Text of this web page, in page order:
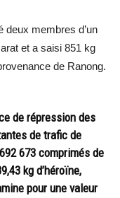
deux membres d’un
et a saisi 851 kg
de Ranong.
de répression des
de trafic de
673 comprimés de
kg d’héroïne,
pour une valeur